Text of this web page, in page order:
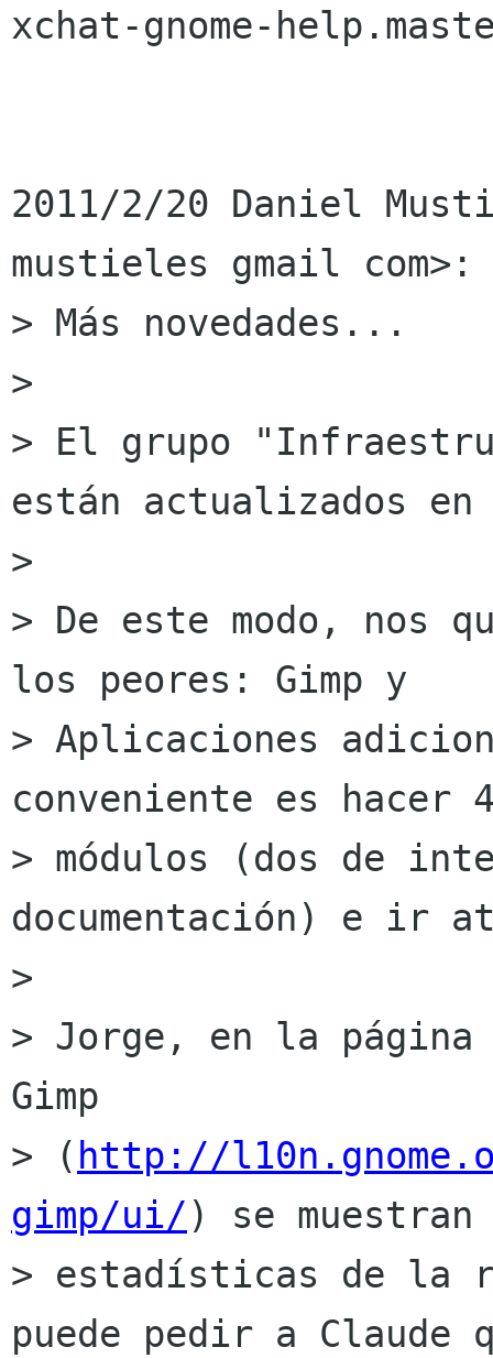
xchat-gnome-
2011/2/20 Daniel
mustieles gmail com>:
> Más novedades...
>
> El grupo
están actualizados
>
> De este modo, nos
los peores: Gimp y
> Aplicaciones
conveniente es
> módulos (dos de
documentación) e ir
>
> Jorge, en la
Gimp
> ( http://
gimp/ui/ ) se
> estadísticas de la
puede pedir a Claude